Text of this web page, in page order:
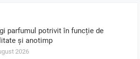
parfumul potrivit în funcție de
și anotimp
2026